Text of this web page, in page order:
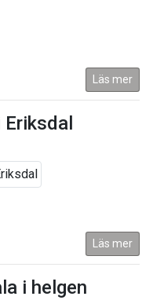
Läs mer
Läs mer
i helgen